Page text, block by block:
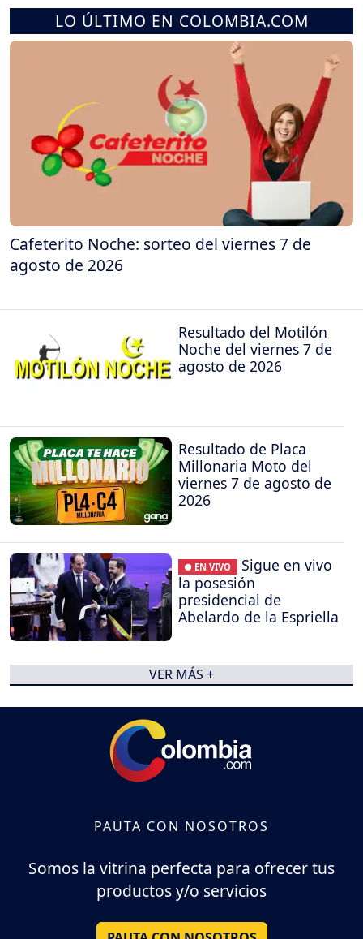
LO ÚLTIMO EN COLOMBIA.COM
Cafeterito Noche: sorteo del viernes 7 de
agosto de 2026
Resultado del Motilón
Noche del viernes 7 de
agosto de 2026
Resultado de Placa
Millonaria Moto del
viernes 7 de agosto de
2026
● EN VIVO
Sigue en vivo
la posesión
presidencial de
Abelardo de la Espriella
VER MÁS +
PAUTA CON NOSOTROS
Somos la vitrina perfecta para ofrecer tus
productos y/o servicios